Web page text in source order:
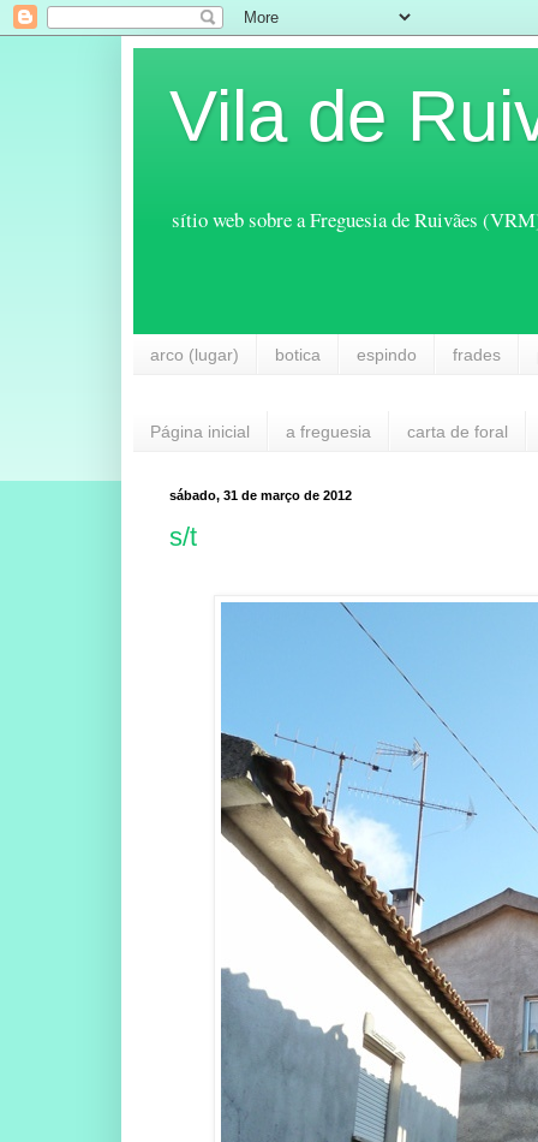
Vila de
sítio web sobre a Freguesia de Ruivães
arco (lugar) botica espindo frades
Página inicial a freguesia carta de foral
sábado, 31 de março de 2012
s/t